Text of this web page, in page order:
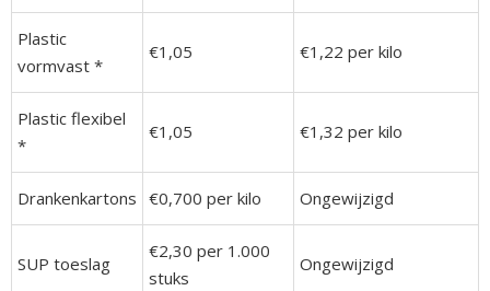
Plastic
vormvast *
€1,05 €1,22 per kilo
Plastic flexibel
*
€1,05 €1,32 per kilo
Drankenkartons €0,700 per kilo Ongewijzigd
SUP toeslag
€2,30 per 1.000
stuks
Ongewijzigd